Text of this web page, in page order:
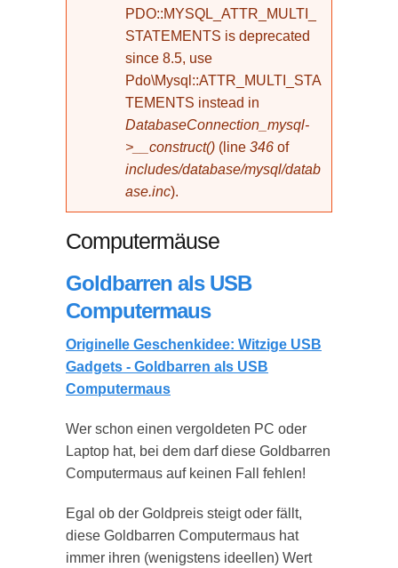
PDO::MYSQL_ATTR_MULTI_
STATEMENTS is deprecated
since 8.5, use
Pdo\Mysql::ATTR_MULTI_STA
TEMENTS instead in
DatabaseConnection_mysql-
>__construct() (line 346 of
includes/database/mysql/datab
ase.inc).
Computermäuse
Goldbarren als USB
Computermaus
Originelle Geschenkidee: Witzige USB
Gadgets - Goldbarren als USB
Computermaus
Wer schon einen vergoldeten PC oder
Laptop hat, bei dem darf diese Goldbarren
Computermaus auf keinen Fall fehlen!
Egal ob der Goldpreis steigt oder fällt,
diese Goldbarren Computermaus hat
immer ihren (wenigstens ideellen) Wert